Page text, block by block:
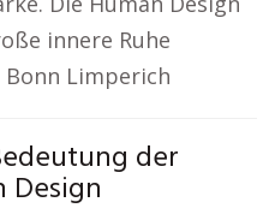
innere Ruhe
Limperich
der
Design